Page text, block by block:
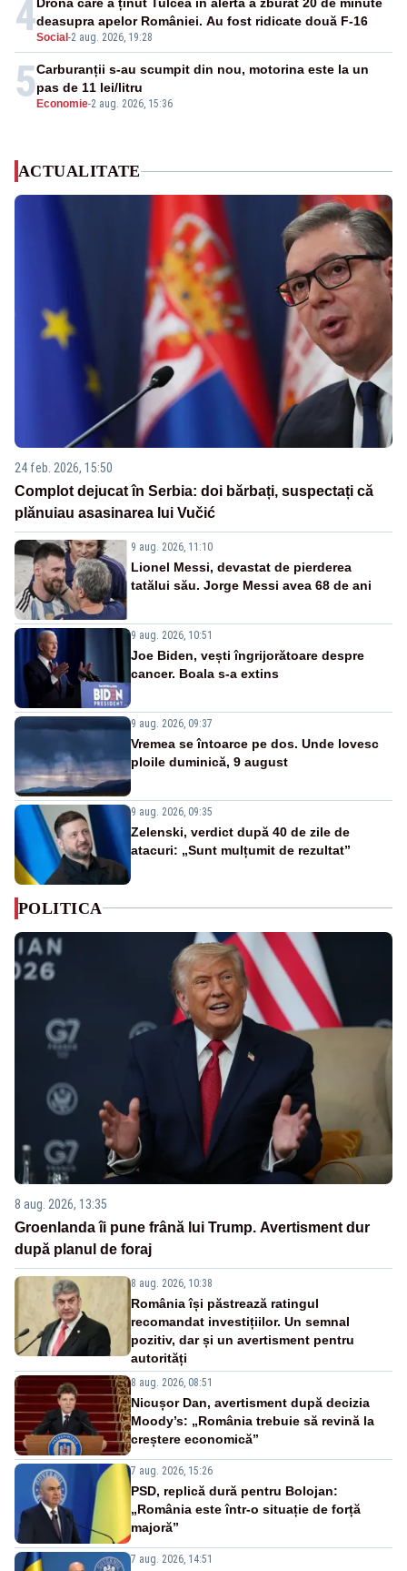
4Social -2 aug. 2026, 19:28
deasupra apelor României. Au fost ridicate două F-16
5 Economie-2 aug. 2026, 15:36
Carburanții s-au scumpit din nou, motorina este la un
pas de 11 lei/litru
ACTUALITATE
24 feb. 2026, 15:50
Complot dejucat în Serbia: doi bărbați, suspectați că
plănuiau asasinarea lui Vučić
9 aug. 2026, 11:10
Lionel Messi, devastat de pierderea
tatălui său. Jorge Messi avea 68 de ani
9 aug. 2026, 10:51
Joe Biden, vești îngrijorătoare despre
cancer. Boala s-a extins
9 aug. 2026, 09:37
Vremea se întoarce pe dos. Unde lovesc
ploile duminică, 9 august
9 aug. 2026, 09:35
Zelenski, verdict după 40 de zile de
atacuri: „Sunt mulțumit de rezultat”
POLITICA
8 aug. 2026, 13:35
Groenlanda îi pune frână lui Trump. Avertisment dur
după planul de foraj
8 aug. 2026, 10:38
România își păstrează ratingul
recomandat investițiilor. Un semnal
pozitiv, dar și un avertisment pentru
autorități
8 aug. 2026, 08:51
Nicușor Dan, avertisment după decizia
Moody’s: „România trebuie să revină la
creștere economică”
7 aug. 2026, 15:26
PSD, replică dură pentru Bolojan:
„România este într-o situație de forță
majoră”
7 aug. 2026, 14:51